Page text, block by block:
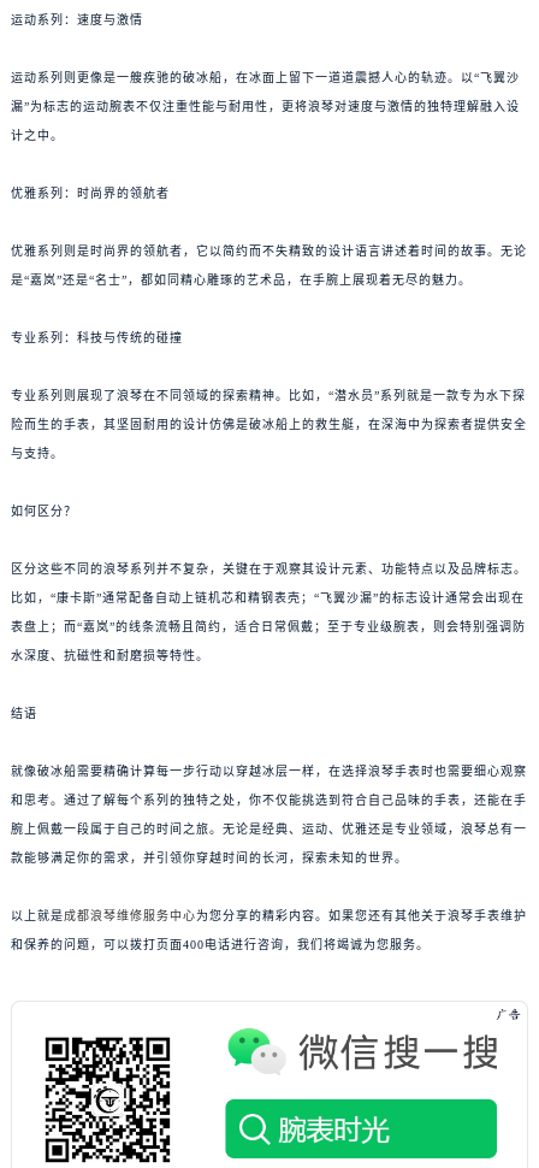
运动系列：速度与激情
运动系列则更像是一艘疾驰的破冰船，在冰面上留下一道道震撼人心的轨迹。以“飞翼沙
漏”为标志的运动腕表不仅注重性能与耐用性，更将浪琴对速度与激情的独特理解融入设
计之中。
优雅系列：时尚界的领航者
优雅系列则是时尚界的领航者，它以简约而不失精致的设计语言讲述着时间的故事。无论
是“嘉岚”还是“名士”，都如同精心雕琢的艺术品，在手腕上展现着无尽的魅力。
专业系列：科技与传统的碰撞
专业系列则展现了浪琴在不同领域的探索精神。比如，“潜水员”系列就是一款专为水下探
险而生的手表，其坚固耐用的设计仿佛是破冰船上的救生艇，在深海中为探索者提供安全
与支持。
如何区分？
区分这些不同的浪琴系列并不复杂，关键在于观察其设计元素、功能特点以及品牌标志。
比如，“康卡斯”通常配备自动上链机芯和精钢表壳；“飞翼沙漏”的标志设计通常会出现在
表盘上；而“嘉岚”的线条流畅且简约，适合日常佩戴；至于专业级腕表，则会特别强调防
水深度、抗磁性和耐磨损等特性。
结语
就像破冰船需要精确计算每一步行动以穿越冰层一样，在选择浪琴手表时也需要细心观察
和思考。通过了解每个系列的独特之处，你不仅能挑选到符合自己品味的手表，还能在手
腕上佩戴一段属于自己的时间之旅。无论是经典、运动、优雅还是专业领域，浪琴总有一
款能够满足你的需求，并引领你穿越时间的长河，探索未知的世界。
以上就是成都浪琴维修服务中心为您分享的精彩内容。如果您还有其他关于浪琴手表维护
和保养的问题，可以拨打页面400电话进行咨询，我们将竭诚为您服务。